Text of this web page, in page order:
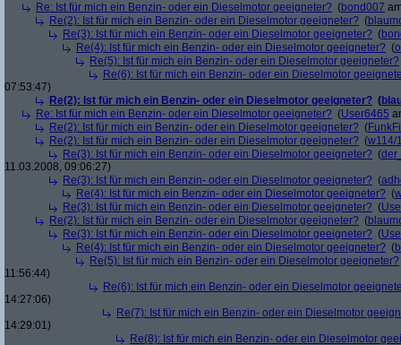
Re: Ist für mich ein Benzin- oder ein Dieselmotor geeigneter? (bond007
Re(2): Ist für mich ein Benzin- oder ein Dieselmotor geeigneter? (
Re(3): Ist für mich ein Benzin- oder ein Dieselmotor geeigneter? (
Re(4): Ist für mich ein Benzin- oder ein Dieselmotor geeigneter? (
Re(5): Ist für mich ein Benzin- oder ein Dieselmotor geeigneter?
Re(6): Ist für mich ein Benzin- oder ein Dieselmotor
07:53:47)
Re(2): Ist für mich ein Benzin- oder ein Dieselmotor geeigneter? (
Re: Ist für mich ein Benzin- oder ein Dieselmotor geeigneter? (User6465
Re(2): Ist für mich ein Benzin- oder ein Dieselmotor geeigneter? (
Re(2): Ist für mich ein Benzin- oder ein Dieselmotor geeigneter? (w114/
Re(3): Ist für mich ein Benzin- oder ein Dieselmotor geeigneter? (
11.03.2008, 09:06:27)
Re(3): Ist für mich ein Benzin- oder ein Dieselmotor geeigneter? (
Re(4): Ist für mich ein Benzin- oder ein Dieselmotor geeigneter? (
Re(3): Ist für mich ein Benzin- oder ein Dieselmotor geeigneter? (
Re(2): Ist für mich ein Benzin- oder ein Dieselmotor geeigneter? (
Re(3): Ist für mich ein Benzin- oder ein Dieselmotor geeigneter? (
Re(4): Ist für mich ein Benzin- oder ein Dieselmotor geeigneter? (
Re(5): Ist für mich ein Benzin- oder ein Dieselmotor geeigneter?
11:56:44)
Re(6): Ist für mich ein Benzin- oder ein Dieselmotor
14:27:06)
Re(7): Ist für mich ein Benzin- oder ein Dieselmotor
14:29:01)
Re(8): Ist für mich ein Benzin- oder ein Dieselmotor